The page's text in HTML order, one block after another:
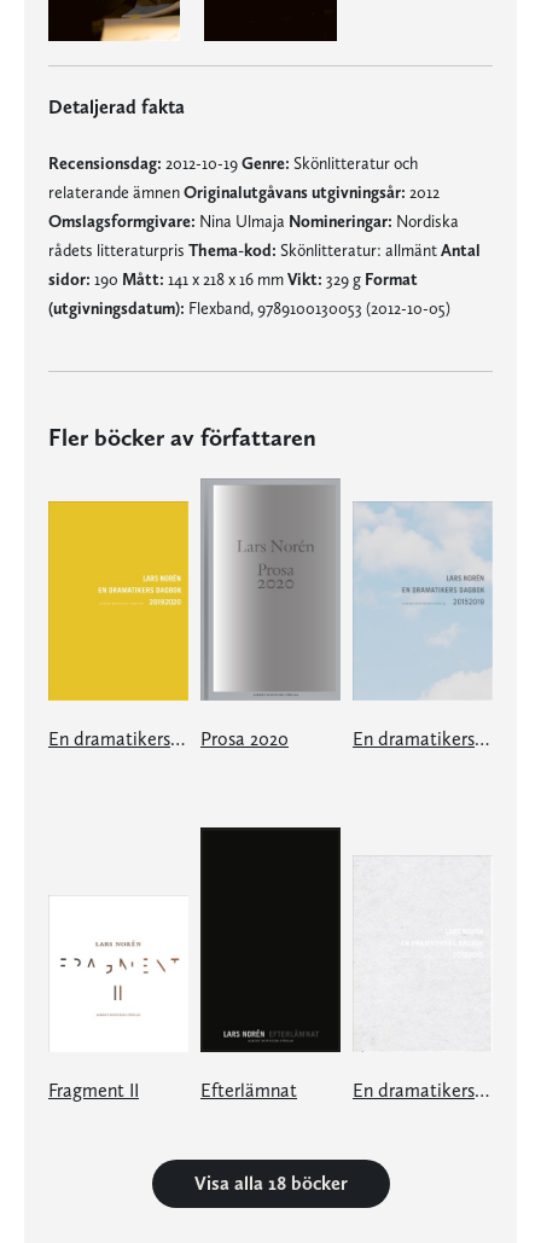
Detaljerad fakta
Recensionsdag: 2012-10-19Genre: Skönlitteratur och
relaterande ämnenOriginalutgåvans utgivningsår: 2012
Omslagsformgivare: Nina Ulmaja Nomineringar: Nordiska
rådets litteraturpris Thema-kod: Skönlitteratur: allmäntAntal
sidor: 190 Mått: 141 x 218 x 16 mmVikt: 329 g Format
(utgivningsdatum): Flexband, 9789100130053 (2012-10-05)
Fler böcker av författaren
En dramatikers dagbok 20192020 Prosa 2020 En dramatikers dagbok 20152019
Fragment II Efterlämnat En dramatikers dagbok 20132015
Visa alla 18 böcker